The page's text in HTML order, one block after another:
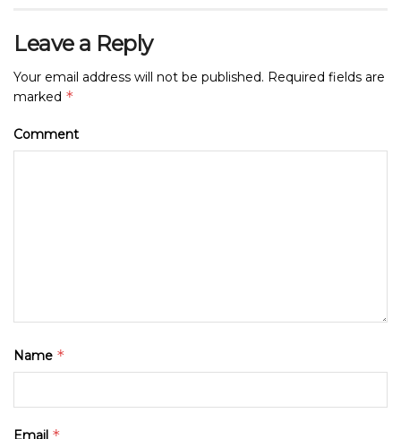
Leave a Reply
Your email address will not be published. Required fields are
marked *
Comment
Name *
Email *